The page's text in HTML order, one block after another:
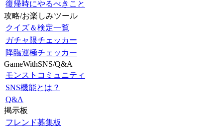
復帰時にやるべきこと
攻略/お楽しみツール
クイズ＆検定一覧
ガチャ限チェッカー
降臨運極チェッカー
GameWithSNS/Q&A
モンストコミュニティ
SNS機能とは？
Q&A
掲示板
フレンド募集板